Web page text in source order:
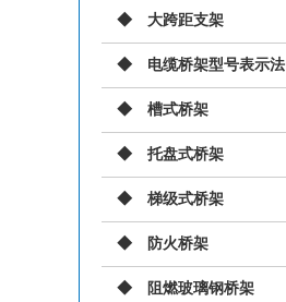
大跨距支架
电缆桥架型号表示法
槽式桥架
托盘式桥架
梯级式桥架
防火桥架
阻燃玻璃钢桥架